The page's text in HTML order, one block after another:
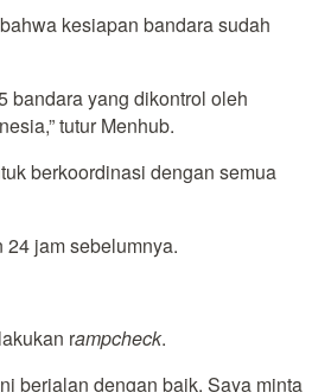
kesiapan bandara sudah
bandara yang dikontrol oleh
tutur Menhub.
berkoordinasi dengan semua
jam sebelumnya.
rampcheck.
berjalan dengan baik. Saya minta